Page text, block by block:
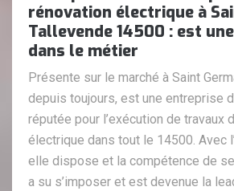
rénovation électrique à
Tallevende 14500 : est
dans le métier
Présente sur le marché à Saint
depuis toujours, est une entreprise
réputée pour l’exécution de travaux
électrique dans tout le 14500. Avec
elle dispose et la compétence de
a su s’imposer et est devenue la